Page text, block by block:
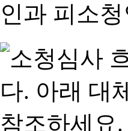
인과 피소